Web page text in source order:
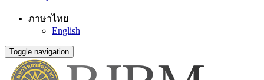
ภาษาไทย
English
Toggle navigation